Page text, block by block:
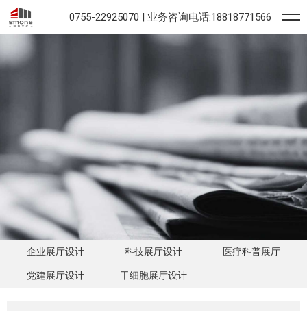
0755-22925070 | 业务咨询电话:18818771566
企业展厅设计 科技展厅设计 医疗科普展厅
党建展厅设计 干细胞展厅设计